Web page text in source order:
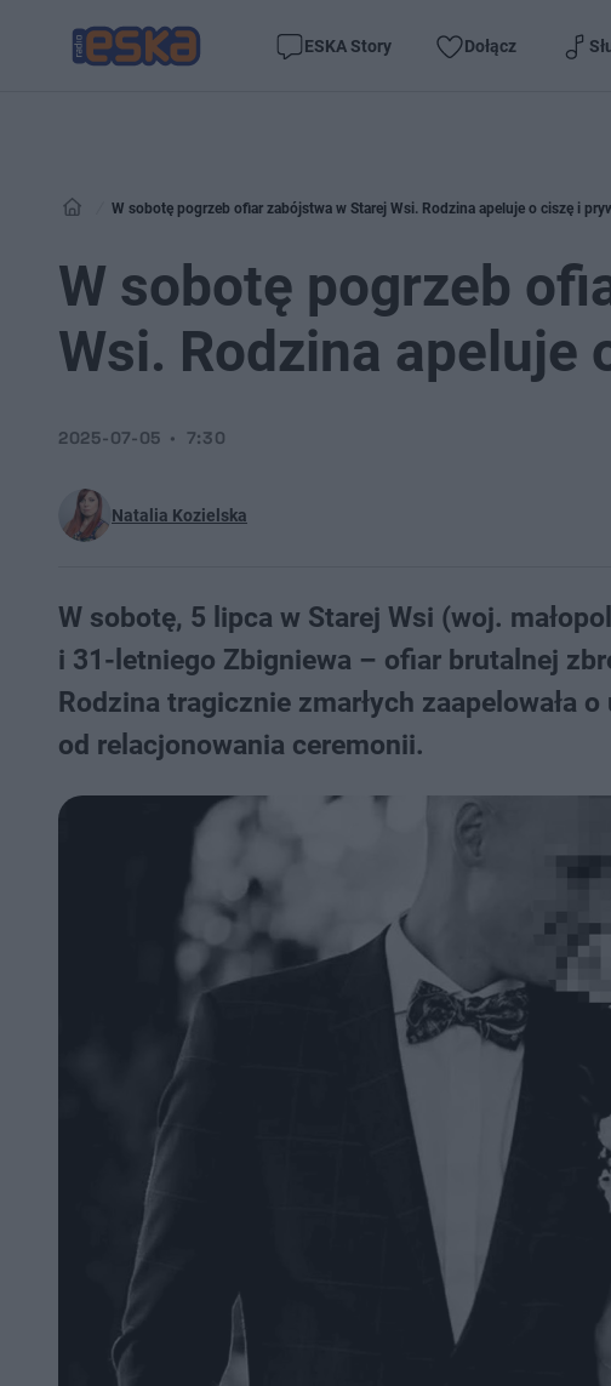
ESKA Story Dołącz
W sobotę pogrzeb ofiar zabójstwa w Starej Wsi. Rodzina apeluje o ciszę i
W sobotę pogrzeb
Wsi. Rodzina apeluje
Natalia Kozielska
2025-07-05 7:30
W sobotę, 5 lipca w Starej Wsi (woj.
i 31-letniego Zbigniewa – ofiar brutalnej
Rodzina tragicznie zmarłych zaapelowała
od relacjonowania ceremonii.